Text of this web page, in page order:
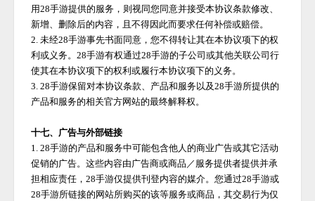
用28手游提供的服务，则视同您同意并接受本协议条款修改、
新增、删除后的内容，且不得因此而要求任何补偿或赔偿。
2. 未经28手游事先书面同意，您不得转让其在本协议项下的权
利或义务。28手游有权通过28手游的子公司或其他关联公司行
使其在本协议项下的权利或履行本协议项下的义务。
3.28手游保留对本协议条款、产品和服务以及28手游所提供的
产品和服务的相关官方网站的最终解释权。
十七、广告与外部链接
1.28手游的产品和服务中可能包含他人的商业广告或其它活动
促销的广告。这些内容由广告商或商品／服务提供者提供并承
担相应责任，28手游仅提供刊登内容的媒介。您通过28手游或
28手游所链接的网站所购买的该等服务或商品，其交易行为仅